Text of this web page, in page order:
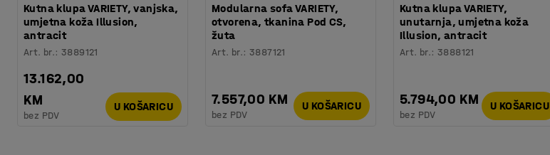
Kutna klupa VARIETY, vanjska,
umjetna koža Illusion,
antracit
Art. br.:3889121
13.162,00
KM
bez PDV
U KOŠARICU
Modularna sofa VARIETY,
otvorena, tkanina Pod CS,
žuta
Art. br.:3887121
7.557,00 KM
bez PDV
U KOŠARICU
Kutna klupa VARIETY,
unutarnja, umjetna koža
Illusion, antracit
Art. br.:3888121
5.794,00 KM
bez PDV
U KOŠARICU